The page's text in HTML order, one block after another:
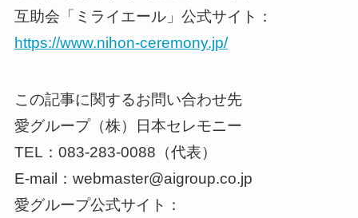
互助会「ミライエール」公式サイト：
https://www.nihon-ceremony.jp/
この記事に関するお問い合わせ先
愛グループ（株）日本セレモニー
TEL：083-283-0088（代表）
E-mail：webmaster@aigroup.co.jp
愛グループ公式サイト：